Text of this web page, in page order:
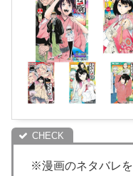
※漫画のネタバレ